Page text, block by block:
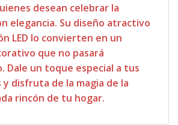
desean celebrar la
elegancia. Su diseño atractivo
LED lo convierten en un
que no pasará
Dale un toque especial a tus
y disfruta de la magia de la
rincón de tu hogar.